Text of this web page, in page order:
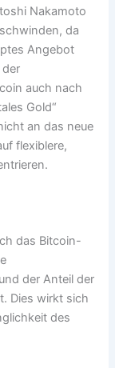
Nakamoto
da
Angebot
der
auch nach
Gold“
an das neue
flexiblere,
das Bitcoin-
der Anteil der
Dies wirkt sich
des